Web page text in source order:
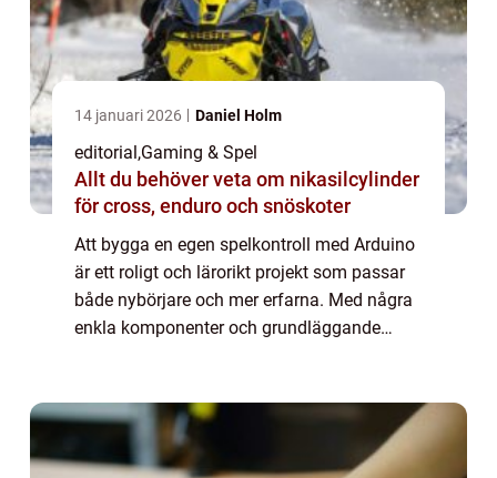
14 januari 2026 Daniel Holm
editorial,Gaming & Spel
Allt du behöver veta om nikasilcylinder
för cross, enduro och snöskoter
Att bygga en egen spelkontroll med Arduino
är ett roligt och lärorikt projekt som passar
både nybörjare och mer erfarna. Med några
enkla komponenter och grundläggande